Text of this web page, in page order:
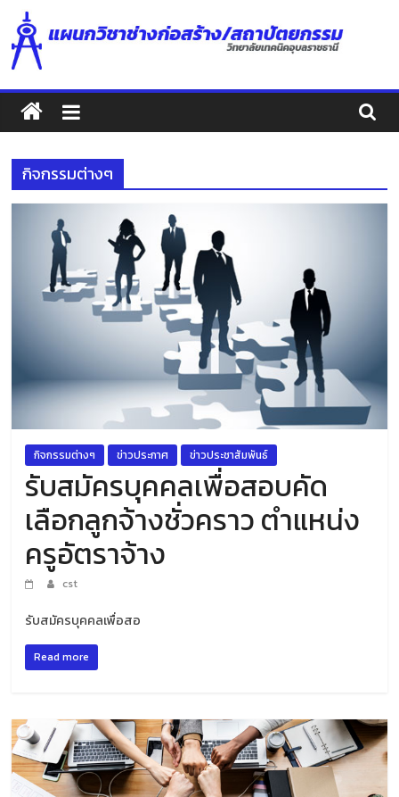
Skip
content
แผนก
วิชา
ช่าง
ก่อสร้าง/
สถาปัตยกรรม
กิจกรรมต่างๆ
กิจกรรมต่างๆ ข่าวประกาศ ข่าวประชาสัมพันธ์
รับสมัครบุคคลเพื่อสอบคัด
เลือกลูกจ้างชั่วคราว ตำแหน่ง
ครูอัตราจ้าง
cst
รับสมัครบุคคลเพื่อสอ
Read more